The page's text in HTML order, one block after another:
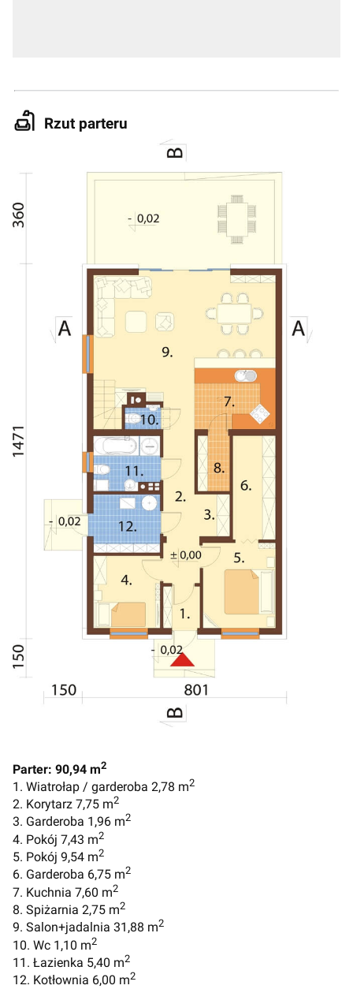
Rzut parteru
Parter: 90,94 m2
1. Wiatrołap / garderoba 2,78 m2
2. Korytarz 7,75 m2
3. Garderoba 1,96 m2
4. Pokój 7,43 m2
5. Pokój 9,54 m2
6. Garderoba 6,75 m2
7. Kuchnia 7,60 m2
8. Spiżarnia 2,75 m2
9. Salon+jadalnia 31,88 m2
10. Wc 1,10 m2
11. Łazienka 5,40 m2
12. Kotłownia 6,00 m2